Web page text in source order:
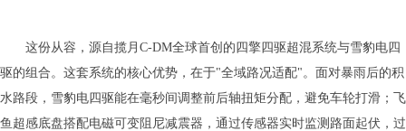
这份从容，源自揽月C-DM全球首创的四擎四驱超混系统与雪豹电四
驱的组合。这套系统的核心优势，在于"全域路况适配"。面对暴雨后的积
水路段，雪豹电四驱能在毫秒间调整前后轴扭矩分配，避免车轮打滑；飞
鱼超感底盘搭配电磁可变阻尼减震器，通过传感器实时监测路面起伏，过